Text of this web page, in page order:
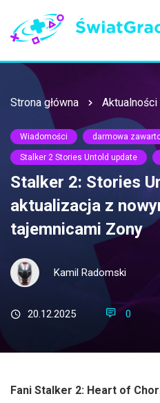
Strona główna Aktualności
Wiadomości darmowa
Stalker 2 Stories Untold update
Stalker 2: Stories
aktualizacja z
tajemnicami Zony
Kamil Radomski
20.12.2025 0
Fani Stalker 2: Heart of